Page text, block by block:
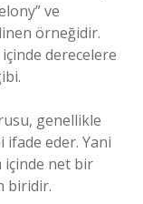
ve
örneğidir.
derecelere
genellikle
eder. Yani
içinde net bir
biridir.